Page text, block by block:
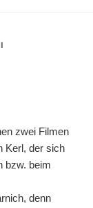
zwei Filmen
Kerl, der sich
bzw. beim
denn